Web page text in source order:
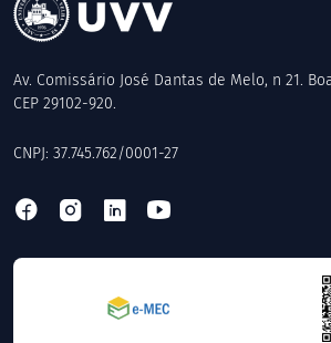
Av. Comissário José Dantas de Melo, n 21.
CEP 29102-920.
CNPJ: 37.745.762/0001-27